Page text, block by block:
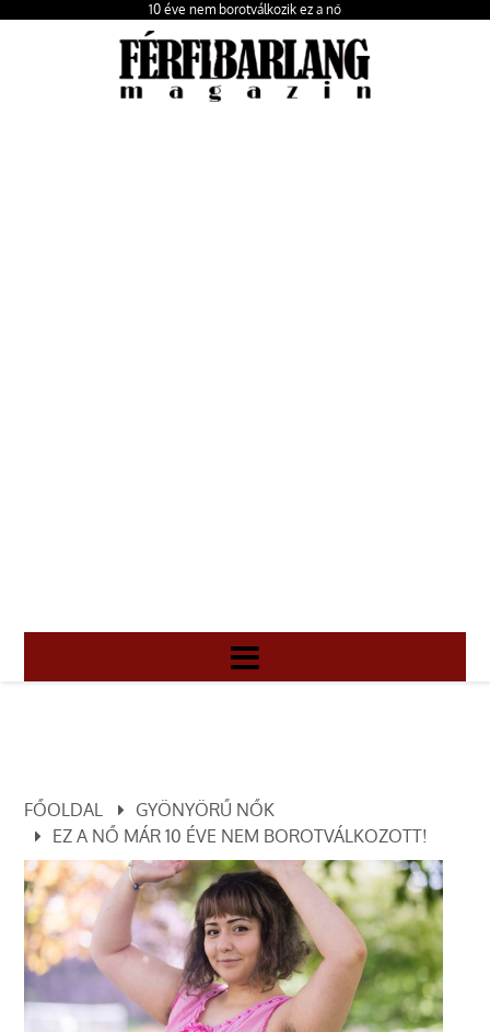
10 éve nem borotválkozik ez a nő
FŐOLDAL
GYÖNYÖRŰ NŐK
EZ A NŐ MÁR 10 ÉVE NEM BOROTVÁLKOZOTT!